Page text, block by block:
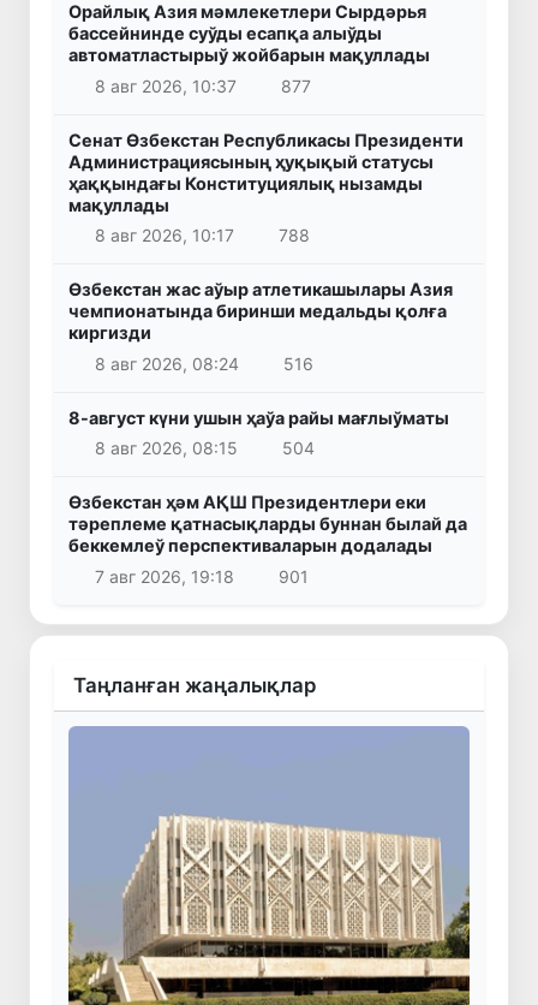
Орайлық Азия мәмлекетлери Сырдәрья
бассейнинде суўды есапқа алыўды
автоматластырыў жойбарын мақуллады
8 авг 2026, 10:37
877
Сенат Өзбекстан Республикасы Президенти
Администрациясының ҳуқықый статусы
ҳаққындағы Конституциялық нызамды
мақуллады
8 авг 2026, 10:17
788
Өзбекстан жас аўыр атлетикашылары Азия
чемпионатында биринши медальды қолға
киргизди
8 авг 2026, 08:24
516
8-август күни ушын ҳаўа райы мағлыўматы
8 авг 2026, 08:15
504
Өзбекстан ҳәм АҚШ Президентлери еки
тәреплеме қатнасықларды буннан былай да
беккемлеў перспективаларын додалады
7 авг 2026, 19:18
901
Таңланған жаңалықлар